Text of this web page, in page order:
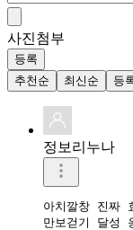
사진첨부
등록
추천순
최신순 등
정보리누나
아치깔창 진짜
만보걷기 달성